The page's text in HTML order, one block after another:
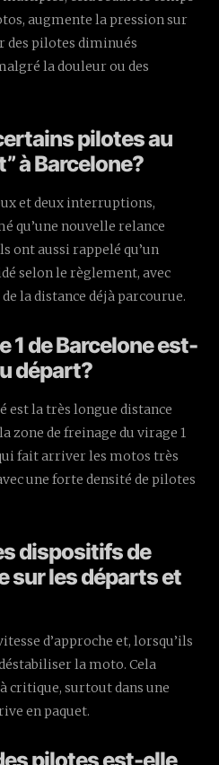
augmente la pression sur
des pilotes diminués
la douleur ou des
pilotes au
à Barcelone?
et deux interruptions,
qu’une nouvelle relance
ont aussi rappelé qu’un
selon le règlement, avec
la distance déjà parcourue.
1 de Barcelone est-
départ?
est la très longue distance
zone de freinage du virage 1
fait arriver les motos très
une forte densité de pilotes
dispositifs de
sur les départs et
d’approche et, lorsqu’ils
la moto. Cela
critique, surtout dans une
en paquet.